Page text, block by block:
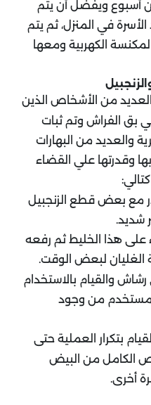
أسبوع ويفضل أن يتم
في المنزل، ثم يتم
الكهربية ومعها
من الأشخاص الذين
بق الفراش وتم ثبات
والعديد من البهارات
بها وقدرتها علي القضاء
مع بعض قطع الزنجبيل
شديد.
هذا الخليط ثم رفعه
الغليان لبعض الوقت.
والقيام بالاستخدام
من وجود
بتكرار العملية حتى
الكامل من البيض
أخرى.